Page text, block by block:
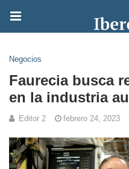
Negocios
Faurecia busca
en la industria
Editor 2 febrero 24, 2023